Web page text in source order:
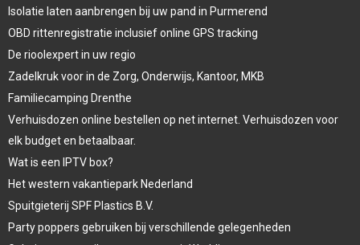
Isolatie laten aanbrengen bij uw pand in Purmerend
OBD rittenregistratie inclusief online GPS tracking
De rioolexpert in uw regio
Zadelkruk voor in de Zorg, Onderwijs, Kantoor, MKB
Familiecamping Drenthe
Verhuisdozen online bestellen op net internet. Verhuisdozen voor
elk budget en betaalbaar.
Wat is een IPTV box?
Het western vakantiepark Nederland
Spuitgieterij SPF Plastics B.V.
Party poppers gebruiken bij verschillende gelegenheden